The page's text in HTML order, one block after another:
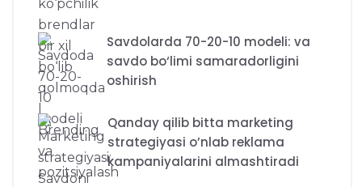
Savdolarda 70-20-10 modeli: va
savdo bo‘limi samaradorligini
oshirish
Qanday qilib bitta marketing
strategiyasi o’nlab reklama
kampaniyalarini almashtiradi